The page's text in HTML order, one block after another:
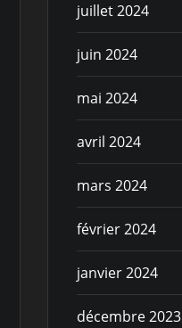
juillet 2024
juin 2024
mai 2024
avril 2024
mars 2024
février 2024
janvier 2024
décembre 2023